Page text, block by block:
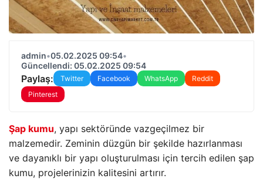
admin•05.02.2025 09:54•
Güncellendi: 05.02.2025 09:54
Paylaş: Twitter Facebook WhatsApp
Reddit
Pinterest
Şap kumu, yapı sektöründe vazgeçilmez bir
malzemedir. Zeminin düzgün bir şekilde hazırlanması
ve dayanıklı bir yapı oluşturulması için tercih edilen şap
kumu, projelerinizin kalitesini artırır.